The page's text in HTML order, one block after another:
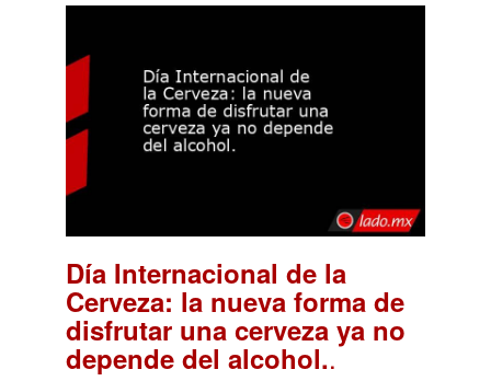
Día Internacional de la
Cerveza: la nueva forma de
disfrutar una cerveza ya no
depende del alcohol..